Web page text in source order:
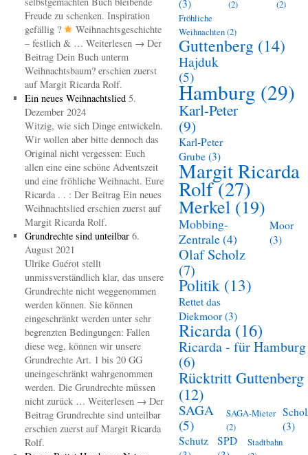
Freude zu schenken. Inspiration
gefällig ?
Weihnachtsgeschichte
– festlich & … Weiterlesen → Der
Beitrag Dein Buch unterm
Weihnachtsbaum? erschien zuerst
auf Margit Ricarda Rolf.
Ein neues Weihnachtslied 5.
Dezember 2024
Witzig, wie sich Dinge entwickeln.
Wir wollen aber bitte dennoch das
Original nicht vergessen: Euch
allen eine eine schöne Adventszeit
und eine fröhliche Weihnacht. Eure
Ricarda . . : Der Beitrag Ein neues
Weihnachtslied erschien zuerst auf
Margit Ricarda Rolf.
Grundrechte sind unteilbar 6.
August 2021
Ulrike Guérot stellt
unmissverständlich klar, das unsere
Grundrechte nicht weggenommen
werden können. Sie können
eingeschränkt werden unter sehr
begrenzten Bedingungen: Fallen
diese weg, können wir unsere
Grundrechte Art. 1 bis 20 GG
uneingeschränkt wahrgenommen
werden. Die Grundrechte müssen
nicht zurück … Weiterlesen → Der
Beitrag Grundrechte sind unteilbar
erschien zuerst auf Margit Ricarda
Rolf.
(3) (2)
(2)
Fröhliche
Weihnachten(2)
Guttenberg (14)
Hajduk
(5)
Hamburg (29)
Karl-Peter
(9)
Karl-Peter
Grube (3)
Margit Ricarda
Rolf(27)
Merkel (19)
Mobbing-
Zentrale(4)
Moor
(3)
Olaf Scholz
(7)
Politik (13)
Rettet das
Diekmoor (3)
Ricarda (16)
Ricarda - für Hamburg
(6)
Rücktritt Guttenberg
(12)
SAGA
(5)
SAGA-Mieter
(2)
(3)
Schutz
SPD
Stadtbahn